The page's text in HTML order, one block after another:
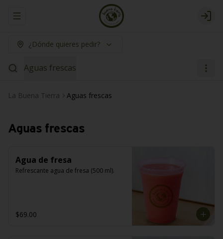
Abrir menu de navegación Login
¿Dónde quieres pedir?
Aguas frescas
La Buena Tierra Aguas frescas
Aguas frescas
Agua de fresa
Refrescante agua de fresa (500 ml).
$69.00